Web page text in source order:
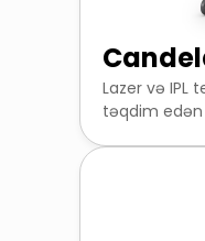
Lazer və IPL
təqdim edən